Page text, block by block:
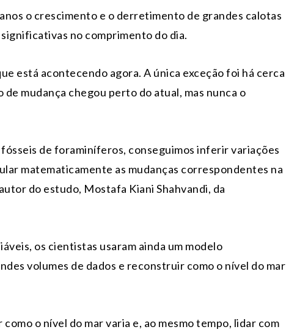
o crescimento e o derretimento de grandes calotas
no comprimento do dia.
está acontecendo agora. A única exceção foi há cerca
de mudança chegou perto do atual, mas nunca o
de foraminíferos, conseguimos inferir variações
matematicamente as mudanças correspondentes na
do estudo, Mostafa Kiani Shahvandi, da
os cientistas usaram ainda um modelo
volumes de dados e reconstruir como o nível do mar
o nível do mar varia e, ao mesmo tempo, lidar com